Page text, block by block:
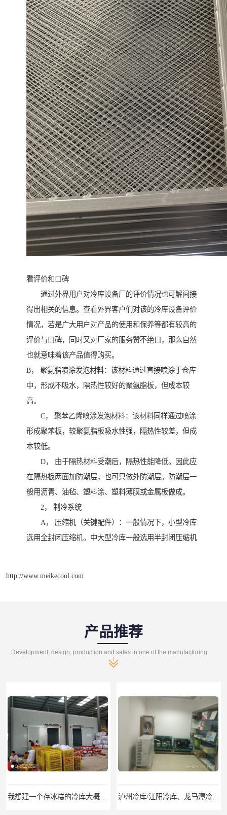
看评价和口碑
通过外界用户对冷库设备厂的评价情况也可解间接
得出相关的信息。查看外界客户们对该的冷库设备评价
情况，若是广大用户对产品的使用和保养等都有较高的
评价与口碑，同时又对厂家的服务赞不绝口，那么自然
也就意味着该产品值得购买。
B， 聚氨脂喷涂发泡材料：该材料通过直接喷涂于仓库
中，形成不吸水，隔热性较好的聚氨脂板，但成本较
高。
C， 聚苯乙烯喷涂发泡材料：该材料同样通过喷涂
形成聚苯板，较聚氨脂板吸水性强，隔热性较差，但成
本较低。
D， 由于隔热材料受潮后，隔热性能降低。因此应
在隔热板两面加防潮层，也可只做外防潮层。防潮层一
般用沥青、油毡、塑料涂、塑料薄膜或金属板做成。
2， 制冷系统
A， 压缩机（关键配件）：一般情况下，小型冷库
选用全封闭压缩机。中大型冷库一般选用半封闭压缩机
http://www.meikecool.com
产品推荐